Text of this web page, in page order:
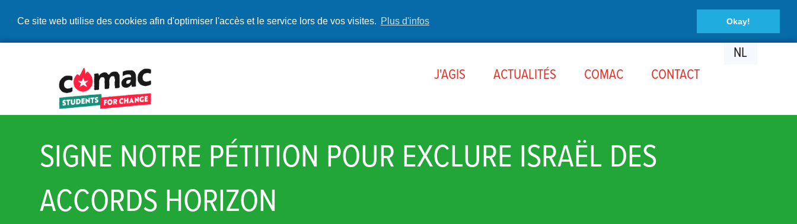
Ce site web utilise des cookies afin d'optimiser l'accès et le service lors de vos visites. Plus d'infos Okay!
J'AGIS ACTUALITÉS COMAC CONTACT
NL
SIGNE NOTRE PÉTITION POUR EXCLURE ISRAËL DES
ACCORDS HORIZON